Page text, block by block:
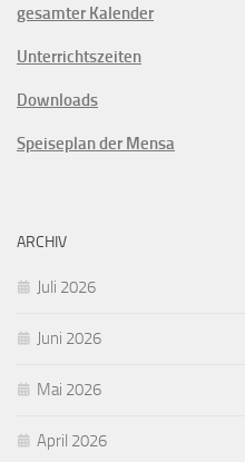
gesamter Kalender
Unterrichtszeiten
Downloads
Speiseplan der Mensa
ARCHIV
Juli 2026
Juni 2026
Mai 2026
April 2026